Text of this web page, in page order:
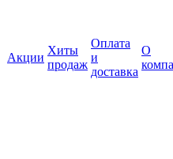
Акции
Хиты
продаж
Оплата
и
доставка
О